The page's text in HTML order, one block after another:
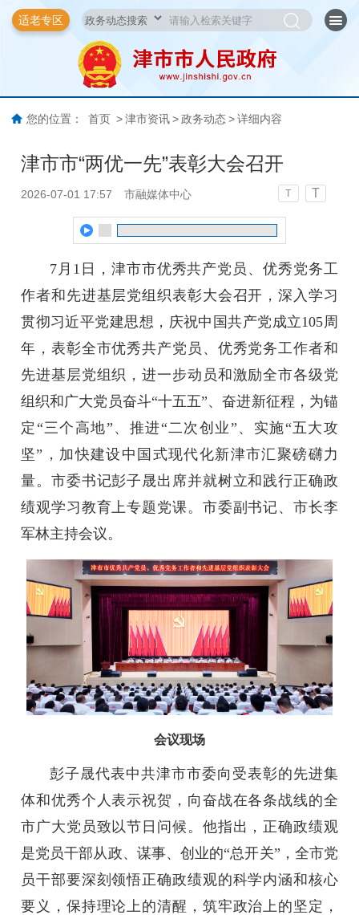
适老专区
您的位置： 首页 > 津市资讯 > 政务动态 > 详细内容
津市市“两优一先”表彰大会召开
2026-07-01 17:57 市融媒体中心 T T
7月1日，津市市优秀共产党员、优秀党务工
作者和先进基层党组织表彰大会召开，深入学习
贯彻习近平党建思想，庆祝中国共产党成立105周
年，表彰全市优秀共产党员、优秀党务工作者和
先进基层党组织，进一步动员和激励全市各级党
组织和广大党员奋斗“十五五”、奋进新征程，为锚
定“三个高地”、推进“二次创业”、实施“五大攻
坚”，加快建设中国式现代化新津市汇聚磅礴力
量。市委书记彭子晟出席并就树立和践行正确政
绩观学习教育上专题党课。市委副书记、市长李
军林主持会议。
会议现场
彭子晟代表中共津市市委向受表彰的先进集
体和优秀个人表示祝贺，向奋战在各条战线的全
市广大党员致以节日问候。他指出，正确政绩观
是党员干部从政、谋事、创业的“总开关”，全市党
员干部要深刻领悟正确政绩观的科学内涵和核心
要义，保持理论上的清醒，筑牢政治上的坚定，